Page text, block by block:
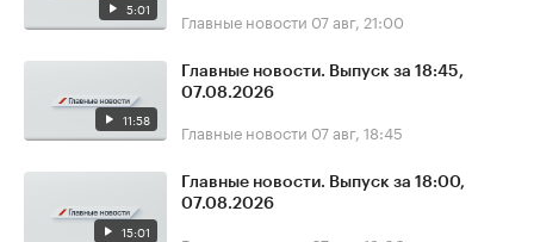
5:01 Главные новости 07 авг, 21:00
11:58
Главные новости. Выпуск за 18:45,
07.08.2026
Главные новости 07 авг, 18:45
15:01
Главные новости. Выпуск за 18:00,
07.08.2026